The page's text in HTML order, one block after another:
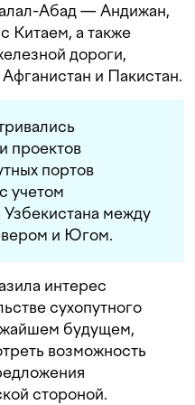
Абад — Андижан,
Китаем, а также
дороги,
и Пакистан.
проектов
портов
учетом
Узбекистана между
и Югом.
интерес
сухопутного
будущем,
возможность
стороной.